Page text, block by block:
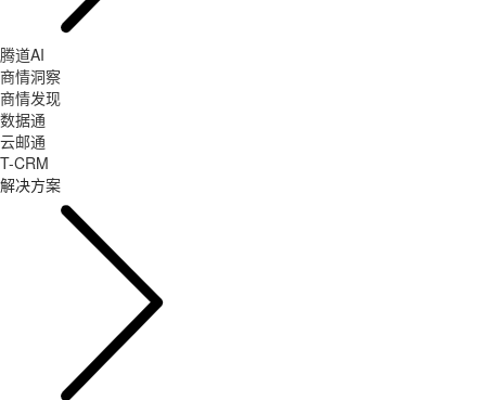
腾道AI
商情洞察
商情发现
数据通
云邮通
T-CRM
解决方案